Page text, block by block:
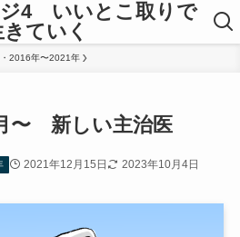
4 いいとこ取りで
ていく
2016年〜2021年
〜 新しい主治医
2021年12月15日 2023年10月4日